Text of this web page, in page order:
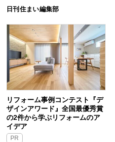
日刊住まい編集部
リフォーム事例コンテスト『デ
ザインアワード』全国最優秀賞
の2件から学ぶリフォームのア
イデア
PR